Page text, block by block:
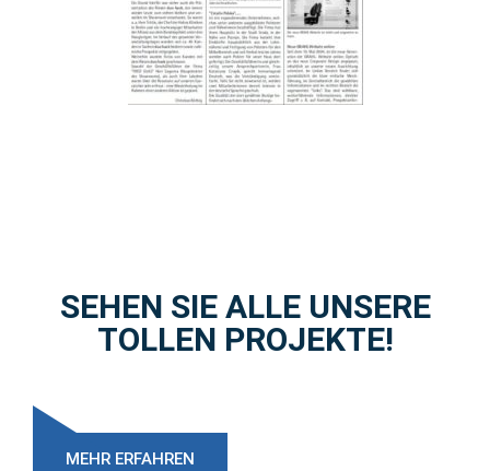
SEHEN SIE ALLE UNSERE
TOLLEN PROJEKTE!
MEHR ERFAHREN